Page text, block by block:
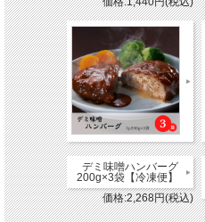
デミ味噌ハンバーグ
200g×3袋【冷凍便】
価格:2,268円(税込)